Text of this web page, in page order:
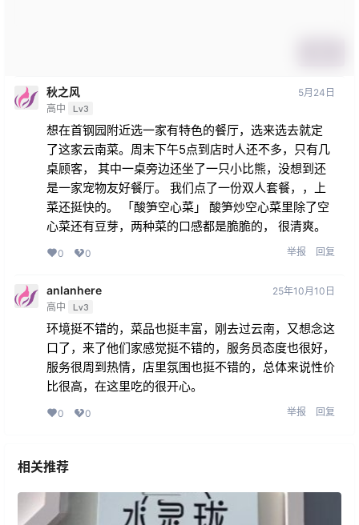
秋之风
高中 Lv3
5月24日
想在首钢园附近选一家有特色的餐厅，选来选去就定
了这家云南菜。周末下午5点到店时人还不多，只有几
桌顾客， 其中一桌旁边还坐了一只小比熊，没想到还
是一家宠物友好餐厅。 我们点了一份双人套餐，，上
菜还挺快的。 「酸笋空心菜」 酸笋炒空心菜里除了空
心菜还有豆芽，两种菜的口感都是脆脆的， 很清爽。
0 0 举报 回复
anlanhere
高中 Lv3
25年10月10日
环境挺不错的，菜品也挺丰富，刚去过云南，又想念这
口了，来了他们家感觉挺不错的，服务员态度也很好，
服务很周到热情，店里氛围也挺不错的，总体来说性价
比很高，在这里吃的很开心。
0 0 举报 回复
相关推荐